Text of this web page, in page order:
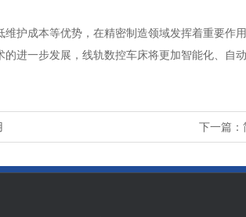
成本等优势，在精密制造领域发挥着重要作
进一步发展，线轨数控车床将更加智能化、自
下一篇：